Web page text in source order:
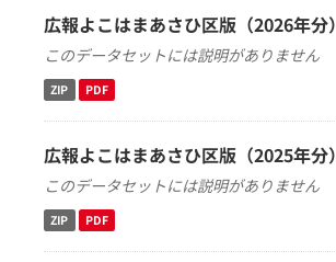
広報よこはまあさひ区版（2026年分）
このデータセットには説明がありません
ZIP PDF
広報よこはまあさひ区版（2025年分）
このデータセットには説明がありません
ZIP PDF